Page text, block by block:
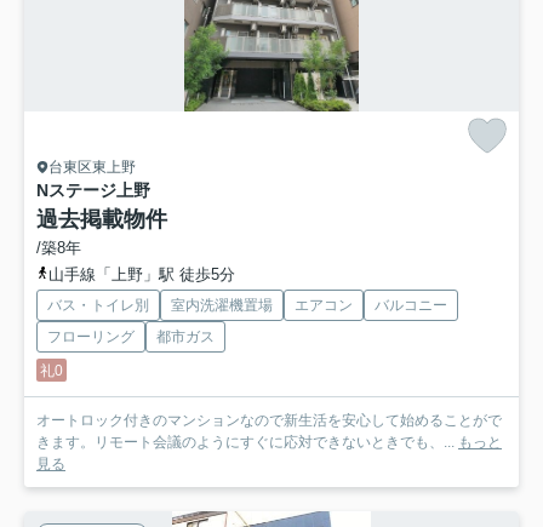
台東区東上野
Nステージ上野
過去掲載物件
/築8年
山手線「上野」駅 徒歩5分
バス・トイレ別 室内洗濯機置場 エアコン
バルコニー
フローリング
都市ガス
礼0
オートロック付きのマンションなので新生活を安心して始めることがで
きます。リモート会議のようにすぐに応対できないときでも、... もっと
見る